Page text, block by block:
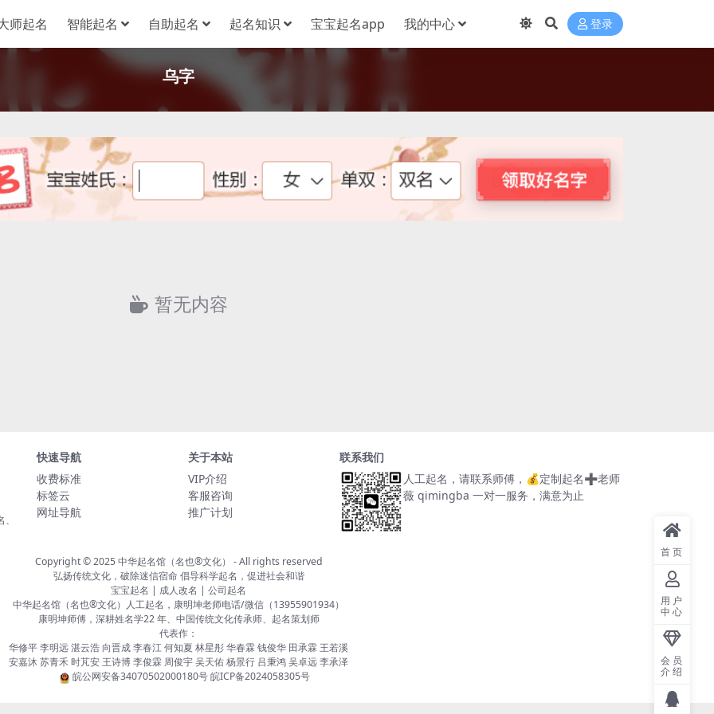
师起名 智能起名 自助起名 起名知识 宝宝起名app 我的中心 登录
乌字
暂无内容
快速导航
收费标准
标签云
网址导航
关于本站
VIP介绍
客服咨询
推广计划
联系我们
人工起名，请联系师傅， 💰定制起名➕老师
薇 qimingba 一对一服务，满意为止
Copyright © 2025中华起名馆（名也®文化） - All rights reserved
弘扬传统文化，破除迷信宿命 倡导科学起名，促进社会和谐
宝宝起名 | 成人改名 | 公司起名
中华起名馆（名也®文化）人工起名，康明坤老师电话/微信（13955901934）
康明坤师傅，深耕姓名学22 年、中国传统文化传承师、起名策划师
代表作：
华修平 李明远 湛云浩 向晋成 李春江 何知夏 林星彤 华春霖 钱俊华 田承霖 王若溪
安嘉沐 苏青禾 时芃安 王诗博 李俊霖 周俊宇 吴天佑 杨景行 吕秉鸿 吴卓远 李承泽
皖公网安备34070502000180号皖ICP备2024058305号
首页
用户
中心
会员
介绍